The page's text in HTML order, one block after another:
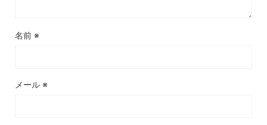
名前 ※
メール ※